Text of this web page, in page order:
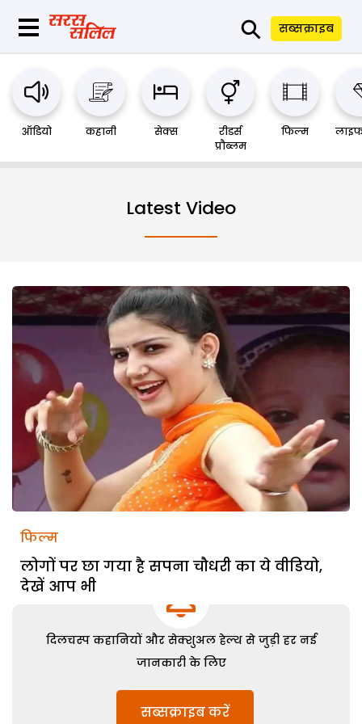
⚲ सब्सक्राइब
ऑडियो कहानी सेक्स
रीडर्स
प्रौब्लम
फिल्म
Latest Video
फिल्म
लोगों पर छा गया है सपना चौधरी का ये वीडियो,
देखें आप भी
दिलचस्प कहानियों और सेक्शुअल हेल्थ से जुड़ी हर नई
जानकारी के लिए
सब्सक्राइब करें